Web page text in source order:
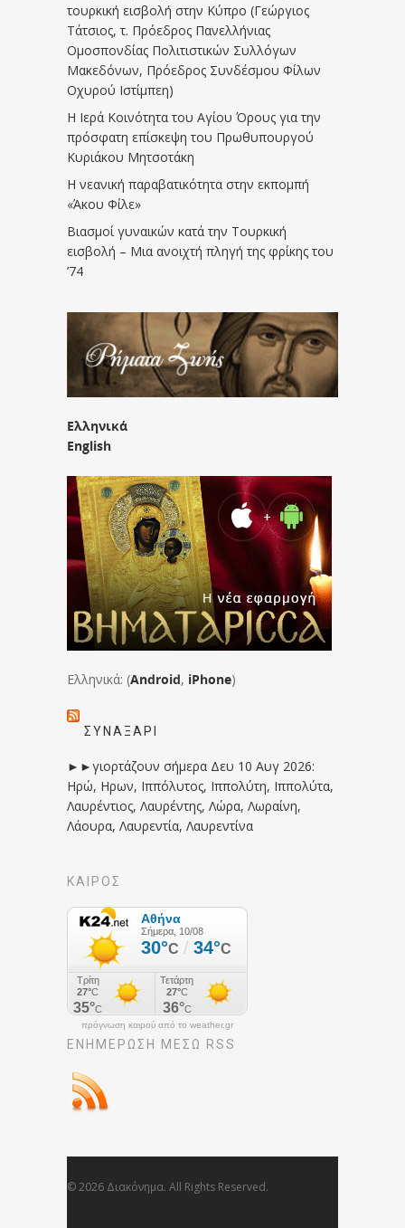
τουρκική εισβολή στην Κύπρο (Γεώργιος
Τάτσιος, τ. Πρόεδρος Πανελλήνιας
Ομοσπονδίας Πολιτιστικών Συλλόγων
Μακεδόνων, Πρόεδρος Συνδέσμου Φίλων
Οχυρού Ιστίμπεη)
Η Ιερά Κοινότητα του Αγίου Όρους για την
πρόσφατη επίσκεψη του Πρωθυπουργού
Κυριάκου Μητσοτάκη
Η νεανική παραβατικότητα στην εκπομπή
«Άκου Φίλε»
Βιασμοί γυναικών κατά την Τουρκική
εισβολή – Μια ανοιχτή πληγή της φρίκης του
’74
Ελληνικά
English
Ελληνικά: (Android, iPhone)
ΣΥΝΑΞΆΡΙ
►►γιορτάζουν σήμερα Δευ 10 Αυγ 2026:
Ηρώ, Ηρων, Ιππόλυτος, Ιππολύτη, Ιππολύτα,
Λαυρέντιος, Λαυρέντης, Λώρα, Λωραίνη,
Λάουρα, Λαυρεντία, Λαυρεντίνα
ΚΑΙΡΟΣ
πρόγνωση καιρού από το weather.gr
ΕΝΗΜΈΡΩΣΉ ΜΕΣΩ RSS
© 2026 Διακόνημα. All Rights Reserved.